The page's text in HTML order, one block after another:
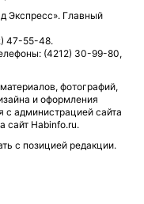
Экспресс». Главный
47-55-48.
(4212) 30-99-80,
фотографий,
и оформления
с администрацией сайта
сайт Habinfo.ru.
с позицией редакции.